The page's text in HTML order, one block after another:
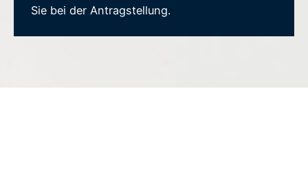
Sie bei der Antragstellung.